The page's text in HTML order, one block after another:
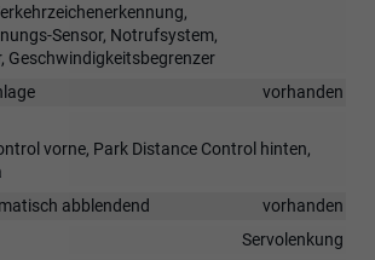
Sensor, Notrufsystem,
Geschwindigkeitsbegrenzer
vorhanden
vorne, Park Distance Control hinten,
abblendend
vorhanden
Servolenkung